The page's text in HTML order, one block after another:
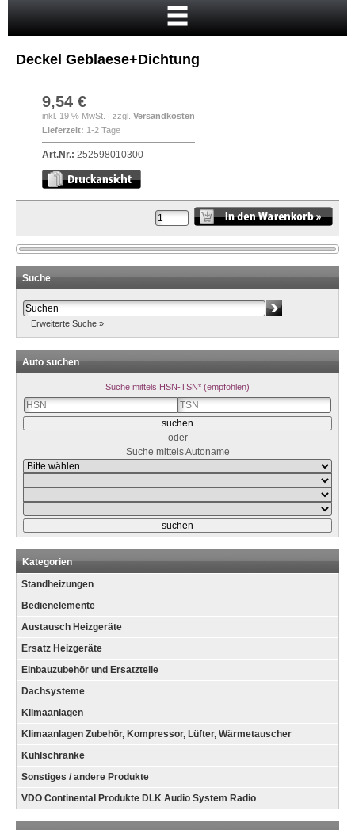
Neukunde?
Kasse
Anmelden
Deckel Geblaese+Dichtung
9,54 €
inkl. 19 % MwSt. | zzgl. Versandkosten
Lieferzeit: 1-2 Tage
Art.Nr.: 252598010300
Suche
Erweiterte Suche »
Auto suchen
Suche mittels HSN-TSN* (empfohlen)
oder
Suche mittels Autoname
Kategorien
Standheizungen
Bedienelemente
Austausch Heizgeräte
Ersatz Heizgeräte
Einbauzubehör und Ersatzteile
Dachsysteme
Klimaanlagen
Klimaanlagen Zubehör, Kompressor, Lüfter, Wärmetauscher
Kühlschränke
Sonstiges / andere Produkte
VDO Continental Produkte DLK Audio System Radio